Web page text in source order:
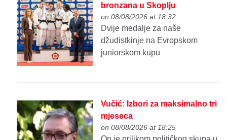
bronzana u Skoplju
on 08/08/2026 at 18:32
Dvije medalje za naše
džudistkinje na Evropskom
juniorskom kupu
Vučić: Izbori za maksimalno tri
mjeseca
on 08/08/2026 at 18:25